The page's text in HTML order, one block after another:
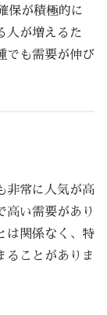
保が積極的に
人が増えるた
でも需要が伸び
非常に人気が高
高い需要があり
は関係なく、特
ることがありま